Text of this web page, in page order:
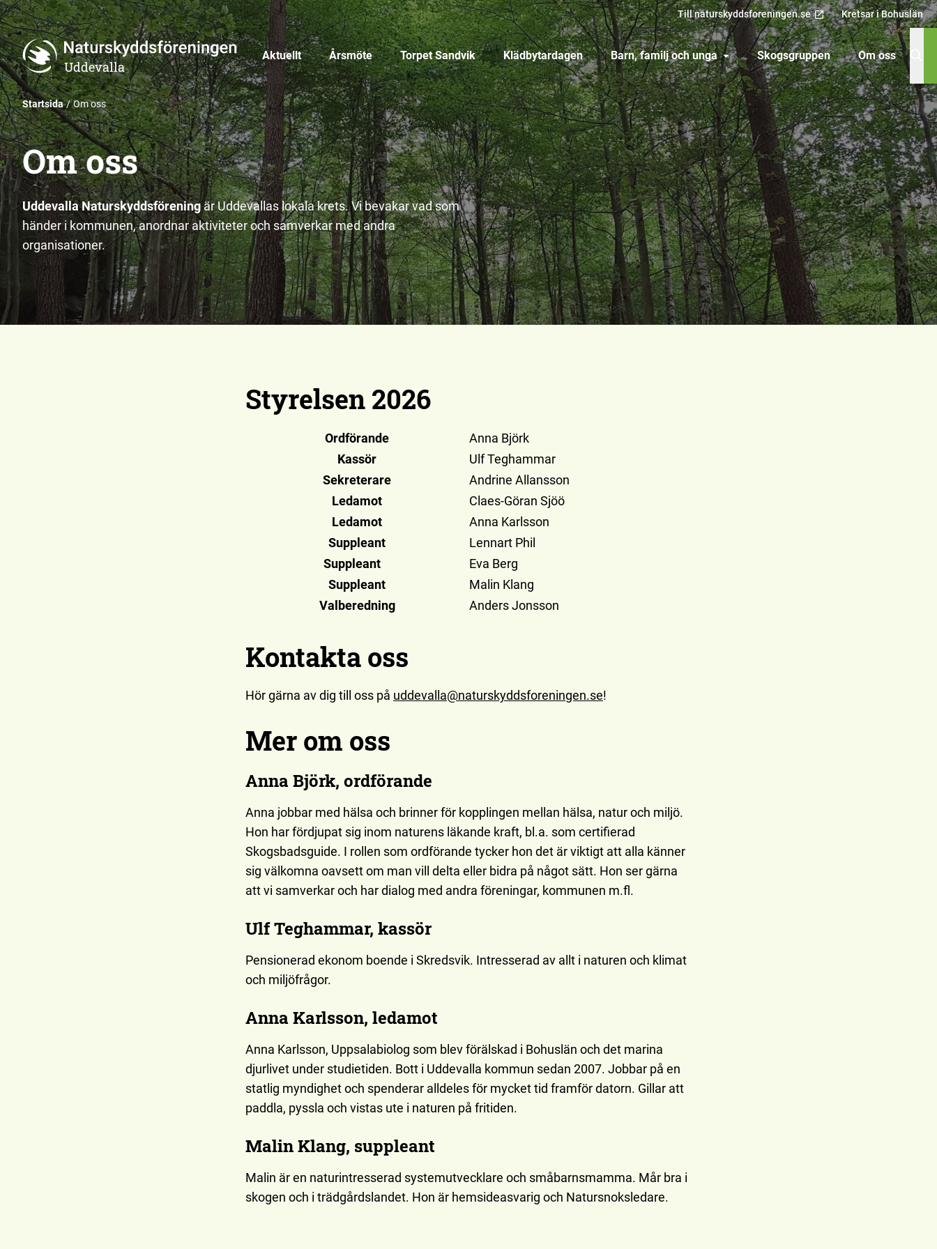
Till naturskyddsforeningen.se Kretsar i Bohuslän
Uddevalla
Aktuellt Årsmöte Torpet Sandvik Klädbytardagen Barn, familj och unga Skogsgruppen Om oss
Startsida Om oss
Om oss
Uddevalla Naturskyddsföreningär Uddevallas lokala krets. Vi bevakar vad som
händer i kommunen, anordnar aktiviteter och samverkar med andra
organisationer.
Styrelsen 2026
Ordförande
Anna Björk
Kassör
Ulf Teghammar
Sekreterare
Andrine Allansson
Ledamot
Claes-Göran Sjöö
Ledamot
Anna Karlsson
Suppleant
Lennart Phil
Suppleant
Eva Berg
Suppleant
Malin Klang
Valberedning
Anders Jonsson
Kontakta oss
Hör gärna av dig till oss på uddevalla@naturskyddsforeningen.se!
Mer om oss
Anna Björk, ordförande
Anna jobbar med hälsa och brinner för kopplingen mellan hälsa, natur och miljö.
Hon har fördjupat sig inom naturens läkande kraft, bl.a. som certifierad
Skogsbadsguide. I rollen som ordförande tycker hon det är viktigt att alla känner
sig välkomna oavsett om man vill delta eller bidra på något sätt. Hon ser gärna
att vi samverkar och har dialog med andra föreningar, kommunen m.fl.
Ulf Teghammar, kassör
Pensionerad ekonom boende i Skredsvik. Intresserad av allt i naturen och klimat
och miljöfrågor.
Anna Karlsson, ledamot
Anna Karlsson, Uppsalabiolog som blev förälskad i Bohuslän och det marina
djurlivet under studietiden. Bott i Uddevalla kommun sedan 2007. Jobbar på en
statlig myndighet och spenderar alldeles för mycket tid framför datorn. Gillar att
paddla, pyssla och vistas ute i naturen på fritiden.
Malin Klang, suppleant
Malin är en naturintresserad systemutvecklare och småbarnsmamma. Mår bra i
skogen och i trädgårdslandet. Hon är hemsideasvarig och Natursnoksledare.